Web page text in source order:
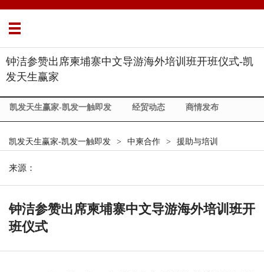
钟洁参赞出席柬埔寨中文导游海外培训班开班仪式-凯
发天生赢家
凯发天生赢家-凯发一触即发 经贸动态 商情发布
凯发天生赢家-凯发一触即发 > 中柬合作 > 援助与培训
来源：
钟洁参赞出席柬埔寨中文导游海外培训班开
班仪式